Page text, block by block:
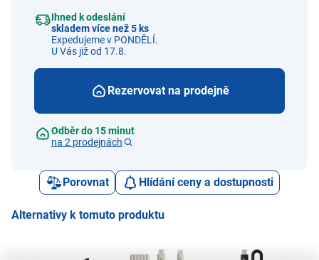
Ihned k odeslání
skladem více než 5 ks
Expedujeme v PONDĚLÍ.
U Vás již od 17.8.
Rezervovat na prodejně
Odběr do 15 minut
na 2 prodejnách
Porovnat Hlídání ceny a dostupnosti
Alternativy k tomuto produktu